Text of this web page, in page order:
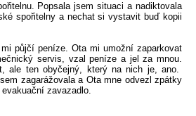
Popsala jsem situaci a nadiktovala
spořitelny a nechat si vystavit buď kopii
půjčí peníze. Ota mi umožní zaparkovat
servis, vzal peníze a jel za mnou.
ale ten obyčejný, který na nich je, ano.
zagarážovala a Ota mne odvezl zpátky
zavazadlo.